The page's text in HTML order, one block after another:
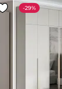
-29%